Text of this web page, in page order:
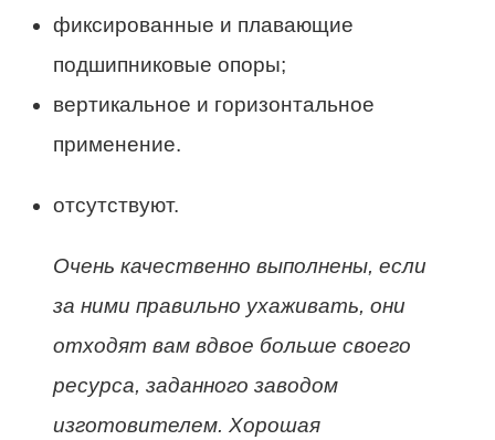
фиксированные и плавающие
подшипниковые опоры;
вертикальное и горизонтальное
применение.
отсутствуют.
Очень качественно выполнены, если
за ними правильно ухаживать, они
отходят вам вдвое больше своего
ресурса, заданного заводом
изготовителем. Хорошая